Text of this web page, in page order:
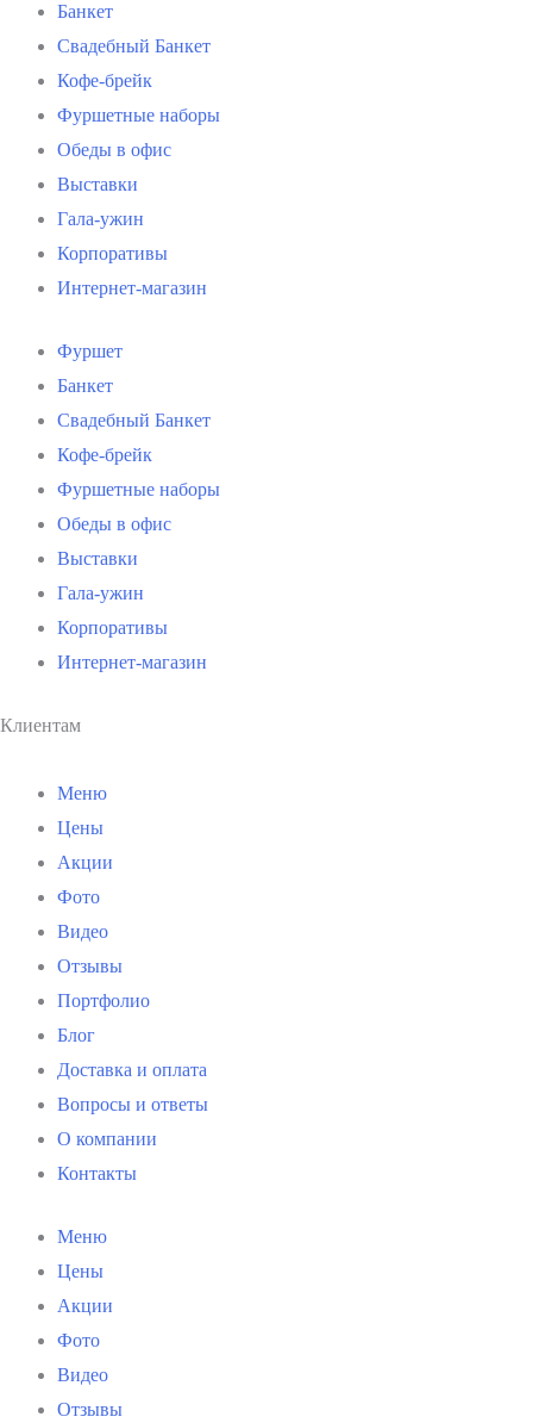
Банкет
Свадебный Банкет
Кофе-брейк
Фуршетные наборы
Обеды в офис
Выставки
Гала-ужин
Корпоративы
Интернет-магазин
Фуршет
Банкет
Свадебный Банкет
Кофе-брейк
Фуршетные наборы
Обеды в офис
Выставки
Гала-ужин
Корпоративы
Интернет-магазин
Клиентам
Меню
Цены
Акции
Фото
Видео
Отзывы
Портфолио
Блог
Доставка и оплата
Вопросы и ответы
О компании
Контакты
Меню
Цены
Акции
Фото
Видео
Отзывы